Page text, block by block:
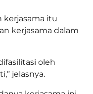
kerjasama itu
kerjasama dalam
oleh
jelasnya.